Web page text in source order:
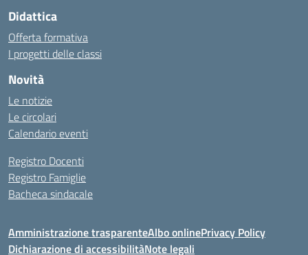
Didattica
Offerta formativa
I progetti delle classi
Novità
Le notizie
Le circolari
Calendario eventi
Registro Docenti
Registro Famiglie
Bacheca sindacale
Amministrazione trasparenteAlbo onlinePrivacy Policy
Dichiarazione di accessibilitàNote legali